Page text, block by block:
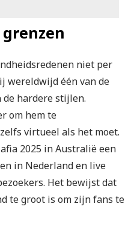
niet per
wereldwijd één van de
hardere stijlen.
om hem te
virtueel als het moet.
2025 in Australië een
in Nederland en live
Het bewijst dat
te groot is om zijn fans te